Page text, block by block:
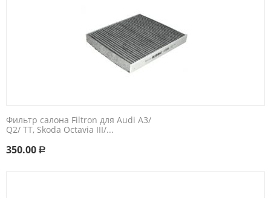
Фильтр салона Filtron для Audi A3/
Q2/ TT, Skoda Octavia III/...
350.00 Р